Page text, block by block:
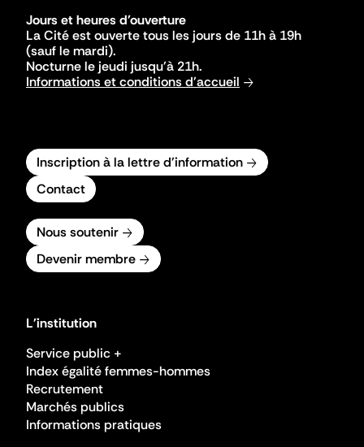
Jours et heures d'ouverture
La Cité est ouverte tous les jours de 11h à 19h
(sauf le mardi).
Nocturne le jeudi jusqu'à 21h.
Informations et conditions d'accueil
Inscription à la lettre d'information
Contact
Nous soutenir
Devenir membre
L'institution
Service public +
Index égalité femmes-hommes
Recrutement
Marchés publics
Informations pratiques